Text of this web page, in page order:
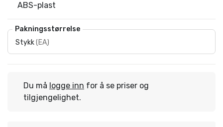
ABS-plast
Pakningsstørrelse
Stykk(EA)
Du må logge inn for å se priser og
tilgjengelighet.